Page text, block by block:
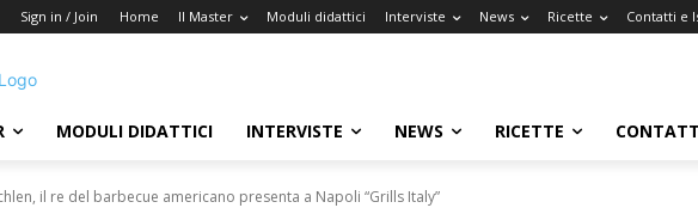
Sign in / Join Home Il Master Moduli didattici Interviste News Ricette Contatti e
MODULI DIDATTICI INTERVISTE NEWS RICETTE
il re del barbecue americano presenta a Napoli “Grills Italy”